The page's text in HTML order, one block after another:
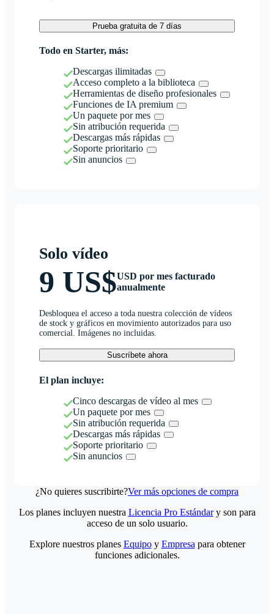
Prueba gratuita de 7 días
Todo en Starter, más:
Descargas ilimitadas
Acceso completo a la biblioteca
Herramientas de diseño profesionales
Funciones de IA premium
Un paquete por mes
Sin atribución requerida
Descargas más rápidas
Soporte prioritario
Sin anuncios
Solo vídeo
9 US$USD por mes facturado
anualmente
Desbloquea el acceso a toda nuestra colección de vídeos
de stock y gráficos en movimiento autorizados para uso
comercial. Imágenes no incluidas.
Suscríbete ahora
El plan incluye:
Cinco descargas de vídeo al mes
Un paquete por mes
Sin atribución requerida
Descargas más rápidas
Soporte prioritario
Sin anuncios
¿No quieres suscribirte?Ver más opciones de compra
Los planes incluyen nuestra Licencia Pro Estándary son para
acceso de un solo usuario.
Explore nuestros planes Equipoy Empresa para obtener
funciones adicionales.